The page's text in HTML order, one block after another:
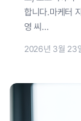
합니다.마케터
영 씨...
2026년 3월 23